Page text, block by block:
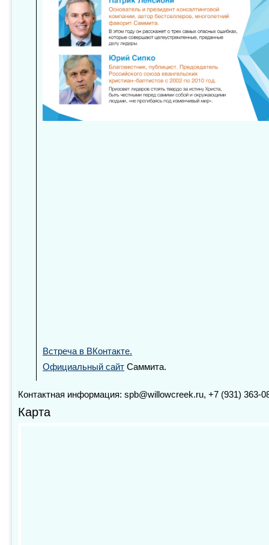
Встреча в ВКонтакте.
Официальный сайт Саммита.
Контактная информация: spb@willowcreek.ru, +7 (931) 363-
Карта